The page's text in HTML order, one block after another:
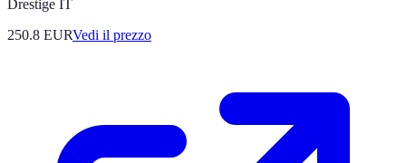
Drestige IT
250.8 EURVedi il prezzo